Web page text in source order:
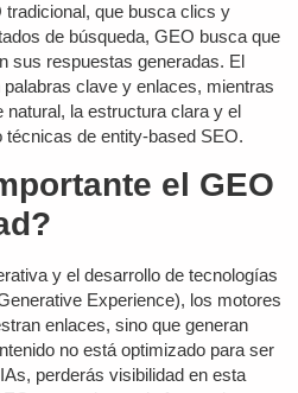
tradicional, que busca clics y
de búsqueda, GEO busca que
sus respuestas generadas. El
clave y enlaces, mientras
natural, la estructura clara y el
técnicas de entity-based SEO.
el GEO
y el desarrollo de tecnologías
Experience), los motores
enlaces, sino que generan
no está optimizado para ser
perderás visibilidad en esta